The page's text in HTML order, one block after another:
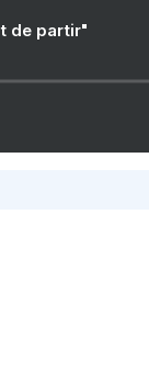
de partir"